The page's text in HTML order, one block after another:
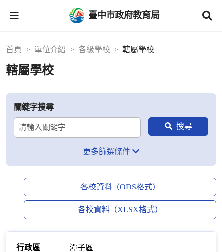
臺中市政府教育局
首頁 單位介紹 各級學校 轄屬學校
轄屬學校
關鍵字搜尋
更多篩選條件
各校資料（ODS格式）
各校資料（XLSX格式）
潭子區